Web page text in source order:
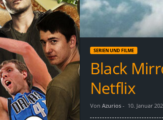
e
E
i
SERIEN UND FILME
Black
Netflix
Von Azurios- 10. Januar